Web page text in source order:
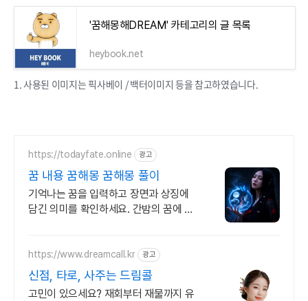
'꿈해몽해DREAM' 카테고리의 글 목록
heybook.net
1. 사용된 이미지는 픽사베이 / 백터이미지 등을 참고하였습니다.
https://todayfate.online 광고
꿈 내용 꿈해몽 꿈해몽 풀이
기억나는 꿈을 입력하고 장면과 상징에
담긴 의미를 확인하세요. 간밤의 꿈에 담
https://www.dreamcall.kr 광고
신점, 타로, 사주는 드림콜
고민이 있으세요? 재회부터 재물까지 유